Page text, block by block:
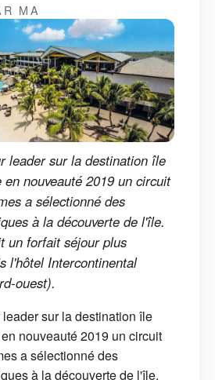
MA
leader sur la destination île
nouveauté 2019 un circuit
a sélectionné des
à la découverte de l'île.
un forfait séjour plus
l'hôtel Intercontinental
ouest).
sur la destination île
nouveauté 2019 un circuit
a sélectionné des
à la découverte de l'île.